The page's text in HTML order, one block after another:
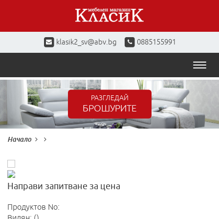
klasik2_sv@abv.bg 0885155991
РАЗГЛЕДАЙ
БРОШУРИТЕ
Начало
Направи запитване за цена
Продуктов No: